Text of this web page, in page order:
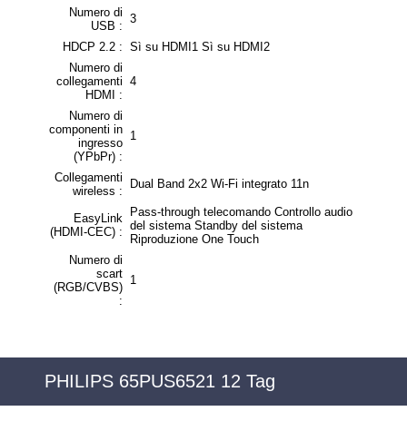
Numero di
USB :
3
HDCP 2.2 : Sì su HDMI1 Sì su HDMI2
Numero di
collegamenti
HDMI :
4
Numero di
componenti in
ingresso
(YPbPr) :
1
Collegamenti
wireless :
Dual Band 2x2 Wi-Fi integrato 11n
EasyLink
(HDMI-CEC) :
Pass-through telecomando Controllo audio
del sistema Standby del sistema
Riproduzione One Touch
Numero di
scart
(RGB/CVBS)
:
1
PHILIPS 65PUS6521 12 Tag